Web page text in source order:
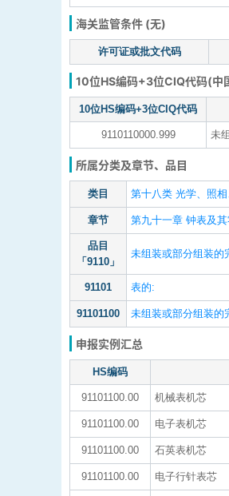
海关监管条件 (无)
许可证或批文代码
10位HS编码+3位CIQ代码(中
10位HS编码+3位CIQ代码
9110110000.999 未
所属分类及章节、品目
类目 第十八类 光学、照
章节 第九十一章 钟表及
品目
「9110」
未组装或部分组装的
91101 表的:
91101100 未组装或部分组装的
申报实例汇总
HS编码
91101100.00 机械表机芯
91101100.00 电子表机芯
91101100.00 石英表机芯
91101100.00 电子行针表芯